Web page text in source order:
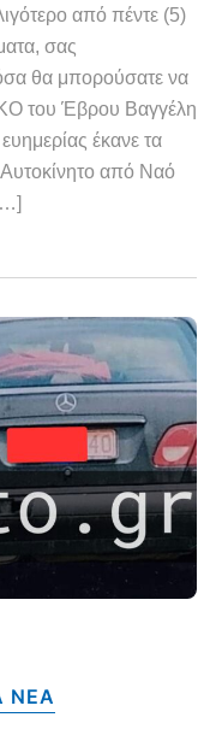
από πέντε (5)
σας
θα μπορούσατε να
του Έβρου Βαγγέλη
έκανε τα
από Ναό
NEA